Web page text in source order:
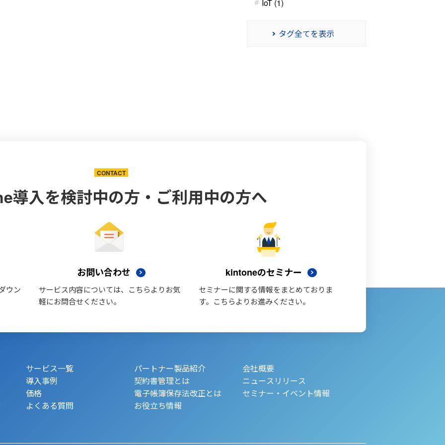
IoT (1)
タグ全てを表示
CONTACT
導入を検討中の方・ご利用中の方へ
ウン
お問い合わせ
サービス内容については、こちらよりお気
軽にお問合せください。
kintoneのセミナー
セミナーに関する情報をまとめておりま
す。こちらよりお進みください。
サービス一覧 パートナー製品紹介
会社概要
導入事例
契約書管理とは
ニュースリリース
価格
電子帳簿保存法改正とは
セミナー・イベント情報
よくある質問
お役立ち情報